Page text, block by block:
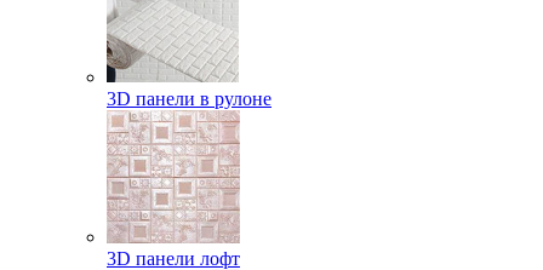
3D панели в рулоне
3D панели лофт